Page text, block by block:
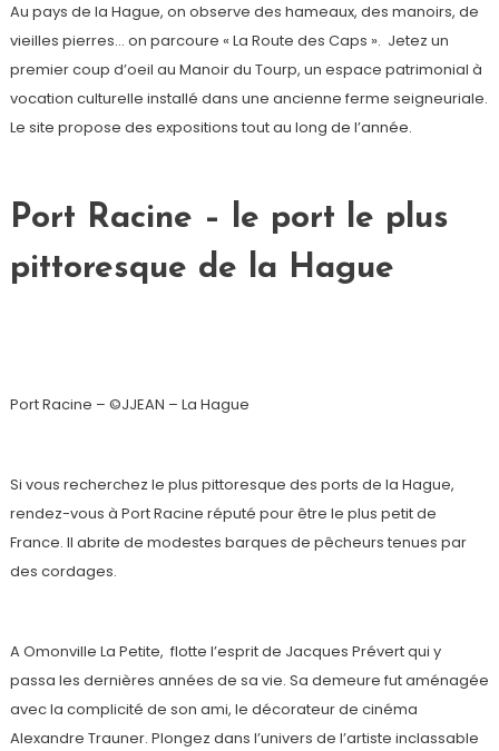
Au pays de la Hague, on observe des hameaux, des manoirs, de
vieilles pierres… on parcoure « La Route des Caps ». Jetez un
premier coup d’oeil au Manoir du Tourp, un espace patrimonial à
vocation culturelle installé dans une ancienne ferme seigneuriale.
Le site propose des expositions tout au long de l’année.
Port Racine – le port le plus
pittoresque de la Hague
Port Racine – ©JJEAN – La Hague
Si vous recherchez le plus pittoresque des ports de la Hague,
rendez-vous à Port Racine réputé pour être le plus petit de
France. Il abrite de modestes barques de pêcheurs tenues par
des cordages.
A Omonville La Petite, flotte l’esprit de Jacques Prévert qui y
passa les dernières années de sa vie. Sa demeure fut aménagée
avec la complicité de son ami, le décorateur de cinéma
Alexandre Trauner. Plongez dans l’univers de l’artiste inclassable